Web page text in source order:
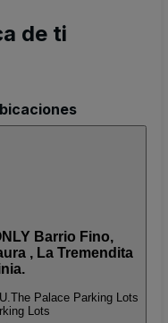
de ti
Barrio Fino,
, La Tremendita
The Palace Parking Lots
Lots